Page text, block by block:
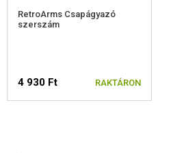
RetroArms Csapágyazó
szerszám
4 930 Ft RAKTÁRON